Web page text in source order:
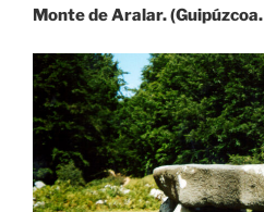
Monte de Aralar. (Guipúzcoa.